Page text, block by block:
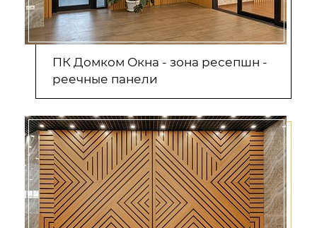
ПК Домком Окна - зона ресепшн -
реечные панели